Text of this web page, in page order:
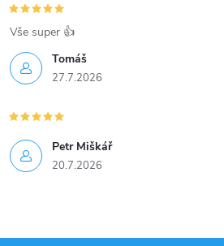
Tomáš
27.7.2026
Vše super 👍
Petr Miškář
20.7.2026